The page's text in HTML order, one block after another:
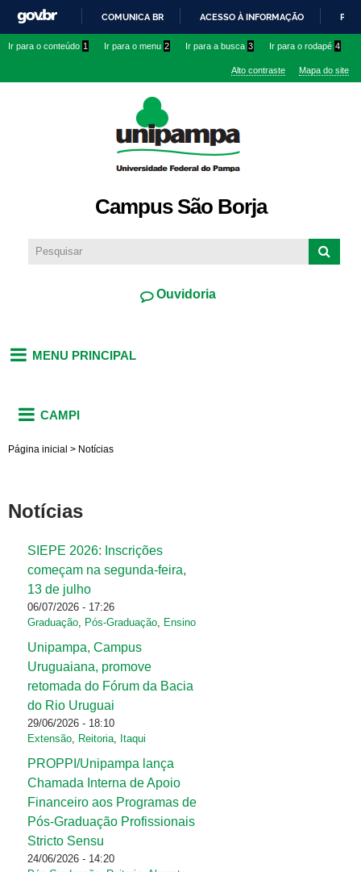
conteúdo
IR
O
COMUNICA BR ACESSO À INFORMAÇÃO
Ir para o conteúdo 1 Ir para o menu 2 Ir para a busca 3 Ir para o rodapé 4
Alto contraste Mapa do site
Campus São Borja
Ouvidoria
MENU PRINCIPAL
CAMPI
Página inicial > Notícias
Notícias
SIEPE 2026: Inscrições
começam na segunda-feira,
13 de julho
06/07/2026 - 17:26
Graduação, Pós-Graduação, Ensino
Unipampa, Campus
Uruguaiana, promove
retomada do Fórum da Bacia
do Rio Uruguai
29/06/2026 - 18:10
Extensão, Reitoria, Itaqui
PROPPI/Unipampa lança
Chamada Interna de Apoio
Financeiro aos Programas de
Pós-Graduação Profissionais
Stricto Sensu
24/06/2026 - 14:20
Páginas